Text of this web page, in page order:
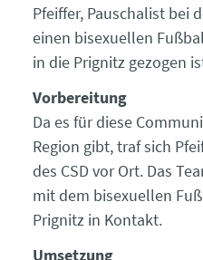
Pfeiffer, Pauschalist bei
einen bisexuellen
in die Prignitz gezogen
Vorbereitung
Da es für diese
Region gibt, traf sich
des CSD vor Ort. Das
mit dem bisexuellen
Prignitz in Kontakt.
Umsetzung